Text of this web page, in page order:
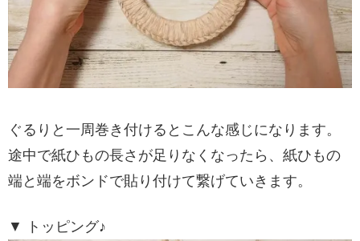
ぐるりと一周巻き付けるとこんな感じになります。
途中で紙ひもの長さが足りなくなったら、紙ひもの
端と端をボンドで貼り付けて繋げていきます。
▼ トッピング♪